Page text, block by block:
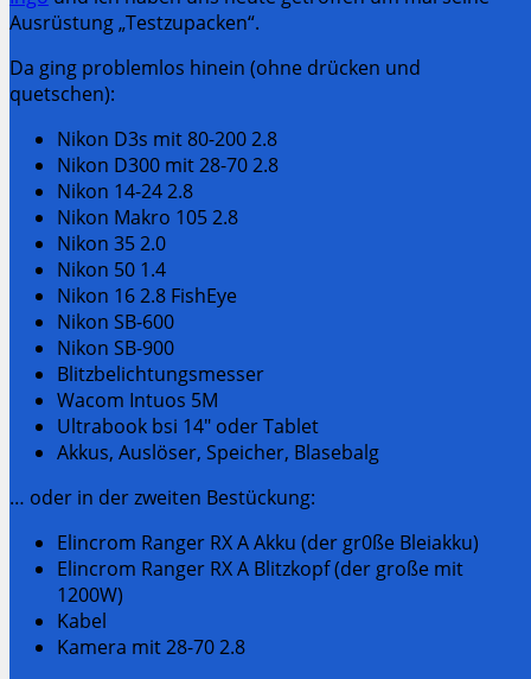
Ausrüstung „Testzupacken“.
Da ging problemlos hinein (ohne drücken und
quetschen):
Nikon D3s mit 80-200 2.8
Nikon D300 mit 28-70 2.8
Nikon 14-24 2.8
Nikon Makro 105 2.8
Nikon 35 2.0
Nikon 50 1.4
Nikon 16 2.8 FishEye
Nikon SB-600
Nikon SB-900
Blitzbelichtungsmesser
Wacom Intuos 5M
Ultrabook bsi 14″ oder Tablet
Akkus, Auslöser, Speicher, Blasebalg
… oder in der zweiten Bestückung:
Elincrom Ranger RX A Akku (der gr0ße Bleiakku)
Elincrom Ranger RX A Blitzkopf (der große mit
1200W)
Kabel
Kamera mit 28-70 2.8